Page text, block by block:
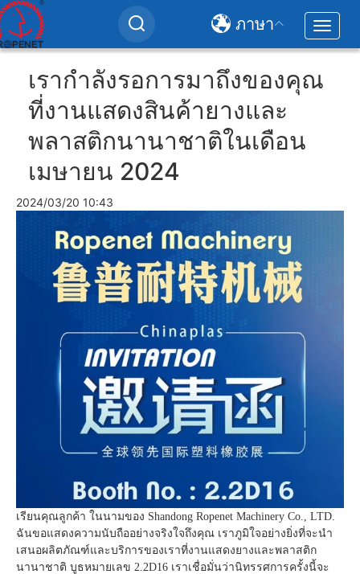
ภาษา
Toggle
User
account
menu
เรากำลังรอการมาถึงของคุณ
ที่งานแสดงสินค้ายางและ
พลาสติกนานาชาติในเดือน
เมษายน 2024
2024/03/20 10:43
เรียนคุณลูกค้า ในนามของ Shandong Ropenet Machinery Co., LTD.
ฉันขอแสดงความนับถืออย่างจริงใจถึงคุณ เราภูมิใจอย่างยิ่งที่จะนำ
เสนอผลิตภัณฑ์และบริการของเราที่งานแสดงยางและพลาสติก
นานาชาติ บูธหมายเลข 2.2D16 เราเชื่อมั่นว่านิทรรศการครั้งนี้จะ